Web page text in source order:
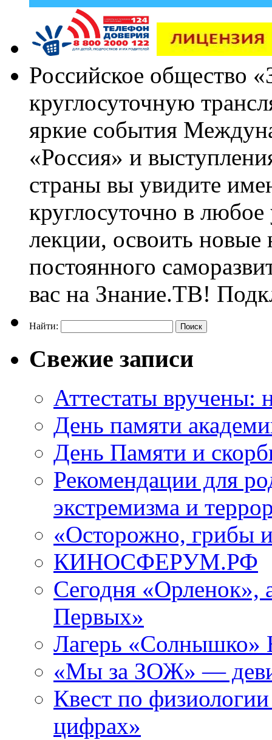
Российское общество
круглосуточную
яркие события
«Россия» и
страны вы увидите
круглосуточно в
лекции, освоить
постоянного
вас на Знание.ТВ!
Найти:
Свежие записи
Аттестаты вручены:
День памяти
День Памяти и
Рекомендации для
экстремизма и
«Осторожно, грибы
КИНОСФЕРУМ.РФ
Сегодня «Орленок»,
Первых»
Лагерь «Солнышко»
«Мы за ЗОЖ» —
Квест по
цифрах»